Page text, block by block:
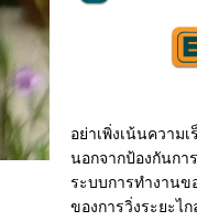
อย่าเพิ่งเน้นความ
นอกจากป้องกันกา
ระบบการทำงานข
ของการวิ่งระยะไ